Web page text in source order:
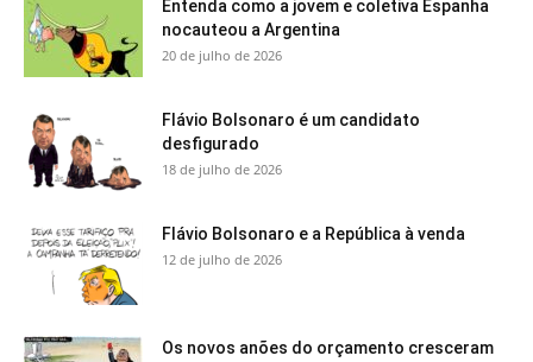
Entenda como a jovem e coletiva Espanha
nocauteou a Argentina
20 de julho de 2026
Flávio Bolsonaro é um candidato
desfigurado
18 de julho de 2026
Flávio Bolsonaro e a República à venda
12 de julho de 2026
Os novos anões do orçamento cresceram